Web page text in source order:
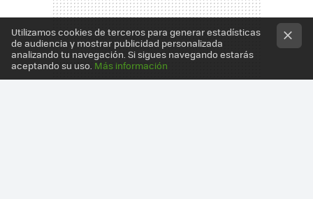
Utilizamos cookies de terceros para generar estadísticas
de audiencia y mostrar publicidad personalizada
analizando tu navegación. Si sigues navegando estarás
aceptando su uso. Más información